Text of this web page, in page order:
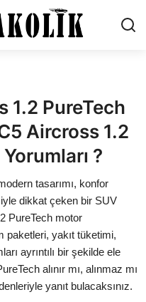
1.2 PureTech
Aircross 1.2
?
tasarımı, konfor
dikkat çeken bir SUV
PureTech motor
paketleri, yakıt tüketimi,
ayrıntılı bir şekilde ele
alınır mı, alınmaz mı
yanıt bulacaksınız.